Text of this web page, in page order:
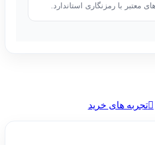
معتبر با رمزنگاری استاندارد.
تجربه های خرید